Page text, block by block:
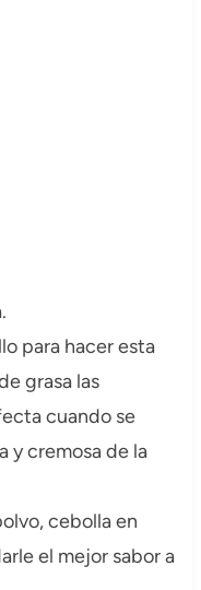
para hacer esta
grasa las
cuando se
y cremosa de la
cebolla en
el mejor sabor a